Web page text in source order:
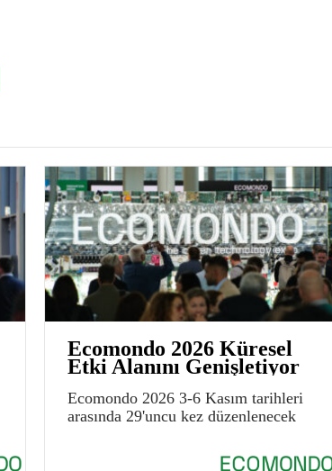
Ecomondo 2026 Küresel
Etki Alanını Genişletiyor
Ecomondo 2026 3-6 Kasım tarihleri
arasında 29'uncu kez düzenlenecek